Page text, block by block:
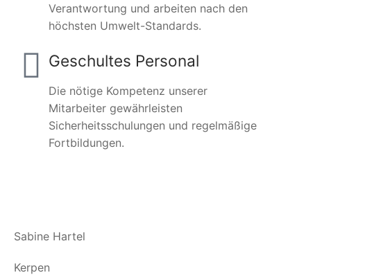
Verantwortung und arbeiten nach den
höchsten Umwelt-Standards.
Geschultes Personal
Die nötige Kompetenz unserer
Mitarbeiter gewährleisten
Sicherheitsschulungen und regelmäßige
Fortbildungen.
Sabine Hartel
Kerpen